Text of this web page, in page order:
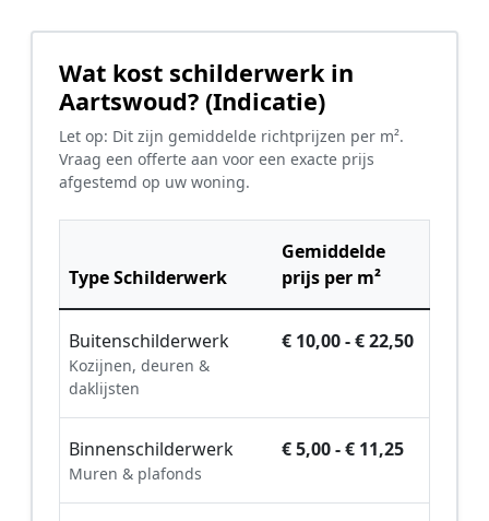
Wat kost schilderwerk in
Aartswoud? (Indicatie)
Let op: Dit zijn gemiddelde richtprijzen per m².
Vraag een offerte aan voor een exacte prijs
afgestemd op uw woning.
Type Schilderwerk
Gemiddelde
prijs per m²
Buitenschilderwerk
Kozijnen, deuren &
daklijsten
€ 10,00 - € 22,50
Binnenschilderwerk
Muren & plafonds
€ 5,00 - € 11,25